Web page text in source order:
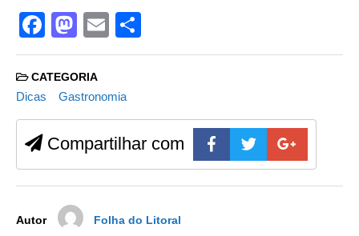
F
a
c
e
b
o
o
M
a
st
o
d
o
n
E
m h
CATEGORIA
Dicas Gastronomia
Compartilhar com
Autor Folha do Litoral